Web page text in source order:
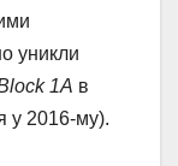
уникли
1А в
у 2016-му).